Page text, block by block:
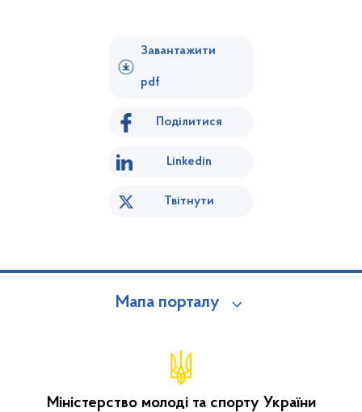
Завантажити
pdf
Поділитися
Linkedin
Твітнути
Мапа порталу
Міністерство молоді та спорту України